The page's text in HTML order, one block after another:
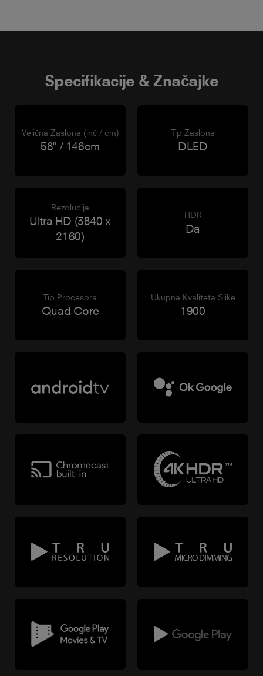
Specifikacije & Značajke
Velična Zaslona (inč / cm)
58" / 146cm
Tip Zaslona
DLED
Rezolucija
Ultra HD (3840 x
2160)
HDR
Da
Tip Procesora
Quad Core
Ukupna Kvaliteta Slike
1900